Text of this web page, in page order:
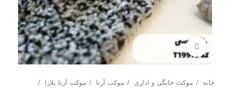
بزرگنمایی تصویر
خانه موکت خانگی و اداری موکت آرتا
موکت آرتا پلازا